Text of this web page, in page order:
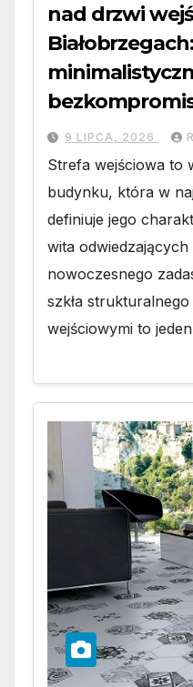
nad drzwi
wejścia
9 LIPCA, 2026
Strefa wejściowa to
budynku, która w
definiuje jego
wita
nowoczesnego
szkła
wejściowymi to